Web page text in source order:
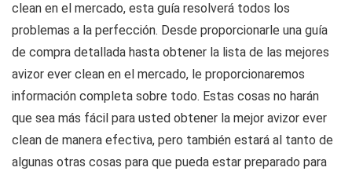
clean en el mercado, esta guía resolverá todos los
problemas a la perfección. Desde proporcionarle una guía
de compra detallada hasta obtener la lista de las mejores
avizor ever clean en el mercado, le proporcionaremos
información completa sobre todo. Estas cosas no harán
que sea más fácil para usted obtener la mejor avizor ever
clean de manera efectiva, pero también estará al tanto de
algunas otras cosas para que pueda estar preparado para